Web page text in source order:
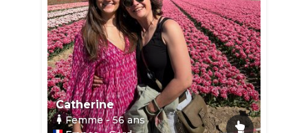
Catherine
Femme- 56ans